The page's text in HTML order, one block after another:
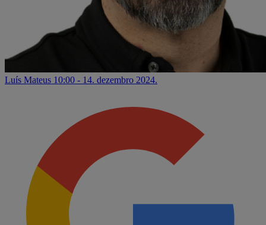
Luís Mateus 10:00 - 14. dezembro 2024.